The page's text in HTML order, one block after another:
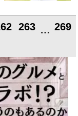
263 … 269